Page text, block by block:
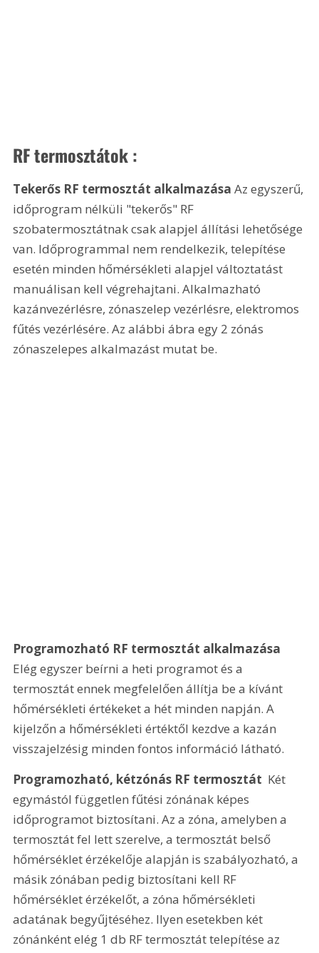
RF termosztátok :
Tekerős RF termosztát alkalmazása Az egyszerű,
időprogram nélküli "tekerős" RF
szobatermosztátnak csak alapjel állítási lehetősége
van. Időprogrammal nem rendelkezik, telepítése
esetén minden hőmérsékleti alapjel változtatást
manuálisan kell végrehajtani. Alkalmazható
kazánvezérlésre, zónaszelep vezérlésre, elektromos
fűtés vezérlésére. Az alábbi ábra egy 2 zónás
zónaszelepes alkalmazást mutat be.
Programozható RF termosztát alkalmazása
Elég egyszer beírni a heti programot és a
termosztát ennek megfelelően állítja be a kívánt
hőmérsékleti értékeket a hét minden napján. A
kijelzőn a hőmérsékleti értéktől kezdve a kazán
visszajelzésig minden fontos információ látható.
Programozható, kétzónás RF termosztát Két
egymástól független fűtési zónának képes
időprogramot biztosítani. Az a zóna, amelyben a
termosztát fel lett szerelve, a termosztát belső
hőmérséklet érzékelője alapján is szabályozható, a
másik zónában pedig biztosítani kell RF
hőmérséklet érzékelőt, a zóna hőmérsékleti
adatának begyűjtéséhez. Ilyen esetekben két
zónánként elég 1 db RF termosztát telepítése az